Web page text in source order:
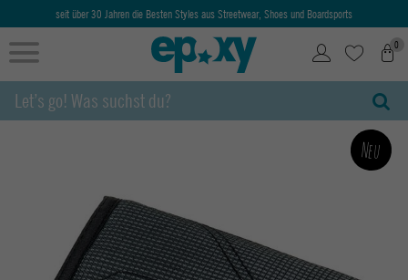
seit über 30 Jahren die Besten Styles aus Streetwear, Shoes und Boardsports
0
Neu